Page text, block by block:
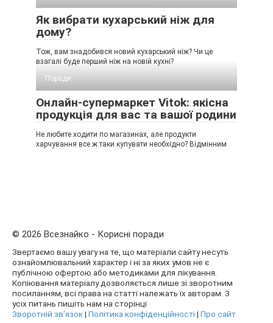
Як вибрати кухарський ніж для
дому?
Тож, вам знадобився новий кухарський ніж? Чи це
взагалі буде перший ніж на новій кухні?
Поради
Онлайн-супермаркет Vitok: якісна
продукція для вас та вашої родини
Не любите ходити по магазинах, але продукти
харчування все ж таки купувати необхідно? Відмінним
© 2026 Всезнайко - Корисні поради
Звертаємо вашу увагу на те, що матеріали сайту несуть
ознайомлювальний характер і ні за яких умов не є
публічною офертою або методиками для лікування.
Копіювання матеріалу дозволяється лише зі зворотним
посиланням, всі права на статті належать їх авторам. З
усіх питань пишіть нам на сторінці
Зворотній зв’язок| Політика конфіденційності| Про сайт